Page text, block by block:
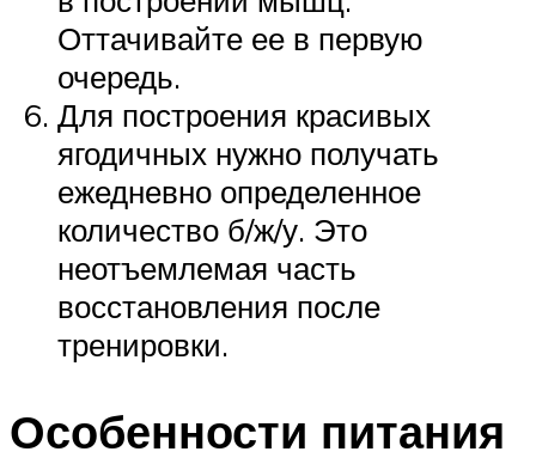
Оттачивайте ее в первую
очередь.
Для построения красивых
ягодичных нужно получать
ежедневно определенное
количество б/ж/у. Это
неотъемлемая часть
восстановления после
тренировки.
Особенности питания